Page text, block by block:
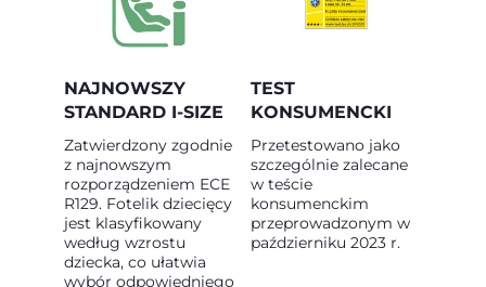
NAJNOWSZY
STANDARD I-SIZE
Zatwierdzony zgodnie
z najnowszym
rozporządzeniem ECE
R129. Fotelik dziecięcy
jest klasyfikowany
według wzrostu
dziecka, co ułatwia
wybór odpowiedniego
TEST
KONSUMENCKI
Przetestowano jako
szczególnie zalecane
w teście
konsumenckim
przeprowadzonym w
październiku 2023 r.